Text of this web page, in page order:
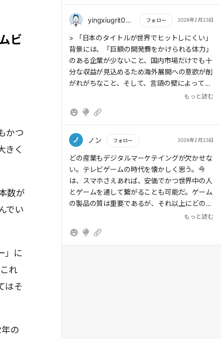
ビ
かつ
きく
数が
でい
」に
れ
はそ
の
主流だ。驚くべきことに、実際に金を払うのは
非課金ユーザーは無価値なのか？答えはNO
だ。
社会的証明と熱狂： 90％の人間が真剣に遊
び、熱狂しているからこそ、10％の課金者は
「このゲームに金を払う価値がある」と確信で
きる。
流動性の提供： オレが麻雀やコネクトフォー
で対戦相手として「尽力」していることは、市
場に流動性を与えている。課金者がいても、対
戦相手（オレ）がいなければゲームは成立しな
い。オレたちは、ゲームという経済圏を支える
「インフラ」そのものなのだ。
2. 配信での「勝利提示」とリスナー離脱の心理
つては甲子園のような特別な場所でしか得られ
なかった「他者からの承認」が、日常的に手に
yingxiugrit0218 フォロー 2026年2月23日
もっと読む
> 「日本のタイトルが世界でヒットしにくい」
背景には、「巨額の開発費をかけられる体力」
のある企業が少ないこと、国内市場だけでも十
分な収益が見込めるため海外展開への意欲が削
がれがちなこと、そして、言語の壁によってか
かるローカライズのコスト、といった問題があ
気を博しているのも、その証左だろう。この求
心力の正体は、ゲームそのものというより、
IP(知的財産)の強力な力にある。
> 1つのIPをゲーム、アニメ、マンガ、グッズ
もっと読む
ノ ノン フォロー 2026年2月23日
もっと読む
どの産業もデジタルマーケテイングが欠かせな
い。テレビゲームの時代を懐かしく思う。今
は、スマホさえあれば、安価でかつ世界中の人
とゲームを通して繋がることも可能だ。ゲーム
の製品の質は重要であるが、それ以上にどのよ
うにプロモーション、マーケテイング戦略が重
もっと読む